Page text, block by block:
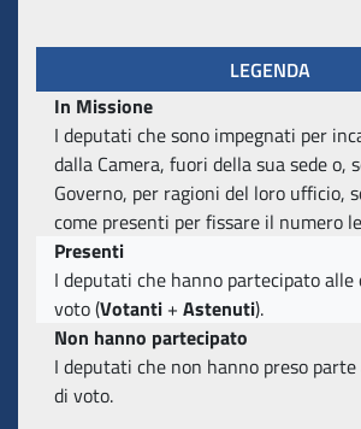
LEGENDA
In Missione
I deputati che sono impegnati per
dalla Camera, fuori della sua sede o,
Governo, per ragioni del loro ufficio,
come presenti per fissare il numero
Presenti
I deputati che hanno partecipato alle
voto (Votanti + Astenuti).
Non hanno partecipato
I deputati che non hanno preso
di voto.